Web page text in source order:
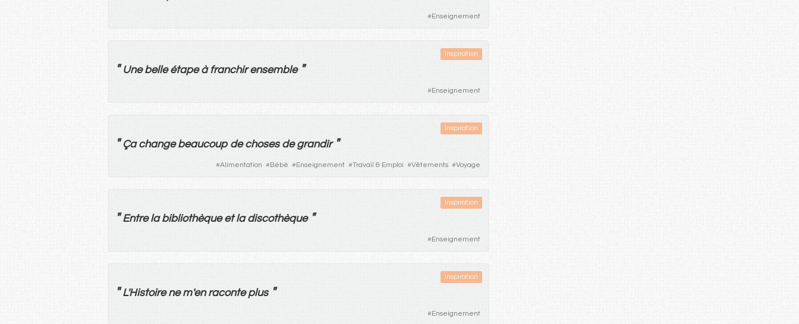
#Enseignement
Inspiration
" Une belle étape à franchir ensemble "
#Enseignement
Inspiration
" Ça change beaucoup de choses de grandir "
#Alimentation #Bébé #Enseignement #Travail & Emploi #Vêtements #Voyage
Inspiration
" Entre la bibliothèque et la discothèque "
#Enseignement
Inspiration
"L'Histoire nem'en raconte plus "
#Enseignement